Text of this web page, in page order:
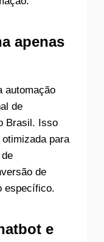
apenas
automação
de
Brasil. Isso
para
de
específico.
e